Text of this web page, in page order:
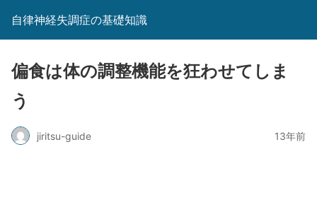
自律神経失調症の基礎知識
偏食は体の調整機能を狂わせてしま
う
jiritsu-guide 13年前